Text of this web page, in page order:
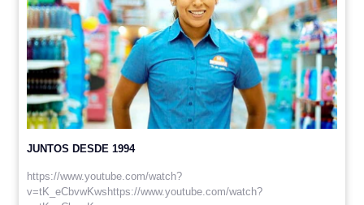
JUNTOS DESDE 1994
https://www.youtube.com/watch?
v=tK_eCbvwKwshttps://www.youtube.com/watch?